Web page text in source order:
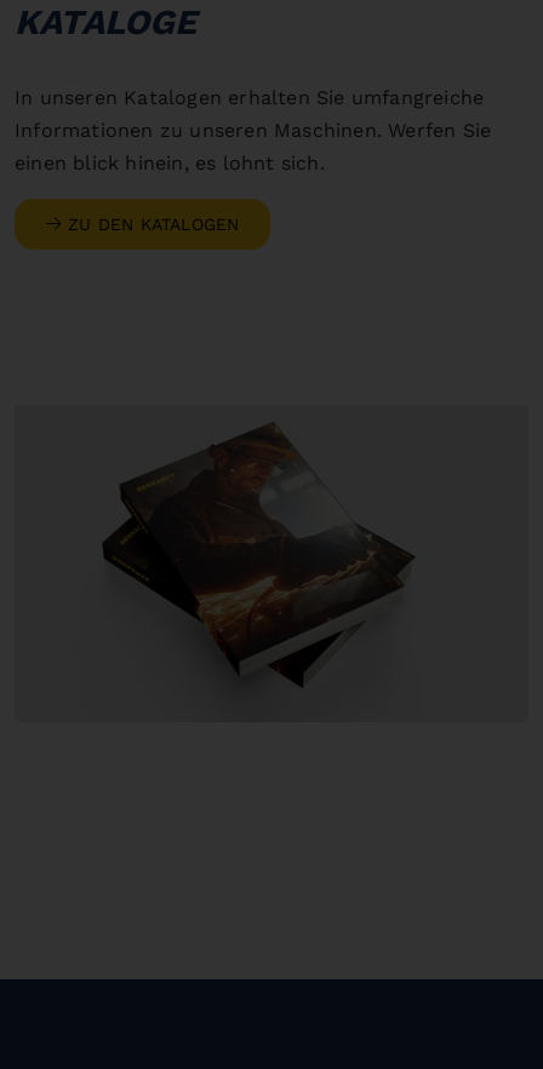
KATALOGE
In unseren Katalogen erhalten Sie umfangreiche
Informationen zu unseren Maschinen. Werfen Sie
einen blick hinein, es lohnt sich.
ZU DEN KATALOGEN